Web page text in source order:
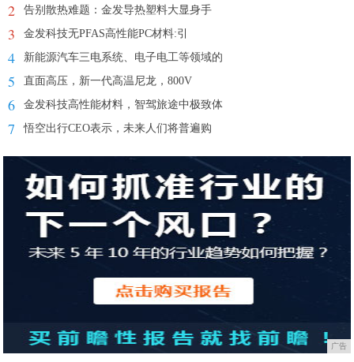
2 告别散热难题：金发导热塑料大显身手
3 金发科技无PFAS高性能PC材料:引
4 新能源汽车三电系统、电子电工等领域的
5 直面高压，新一代高温尼龙，800V
6 金发科技高性能材料，智驾旅途中极致体
7 悟空出行CEO表示，未来人们将普遍购
广告